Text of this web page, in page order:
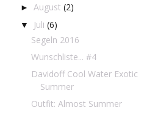
► August (2)
▼ Juli (6)
Segeln 2016
Wunschliste... #4
Davidoff Cool Water Exotic
Summer
Outfit: Almost Summer